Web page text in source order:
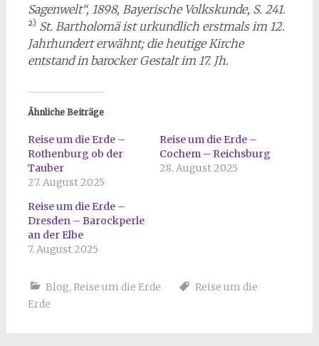
Sagenwelt“, 1898, Bayerische Volkskunde, S. 241.
²) St. Bartholomä ist urkundlich erstmals im 12.
Jahrhundert erwähnt; die heutige Kirche
entstand in barocker Gestalt im 17. Jh.
Ähnliche Beiträge
Reise um die Erde –
Rothenburg ob der
Tauber
27. August 2025
Reise um die Erde –
Cochem – Reichsburg
28. August 2025
Reise um die Erde –
Dresden – Barockperle
an der Elbe
7. August 2025
Blog, Reise um die Erde
Reise um die
Erde